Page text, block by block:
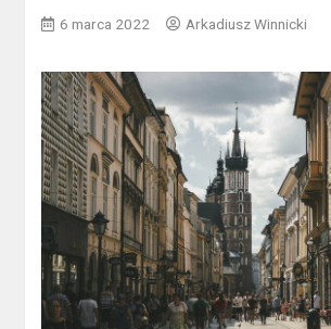
6 marca 2022 Arkadiusz Winnicki